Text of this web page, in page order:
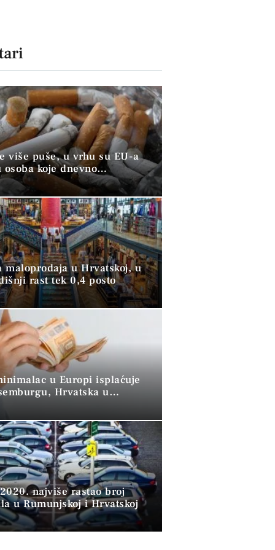
više puše, u vrhu su EU-a
koje dnevno
duhan
maloprodaja u Hrvatskoj, u
rast tek 0,4 posto
u Europi isplaćuje
Hrvatska u
najviše rastao broj
u Rumunjskoj i Hrvatskoj